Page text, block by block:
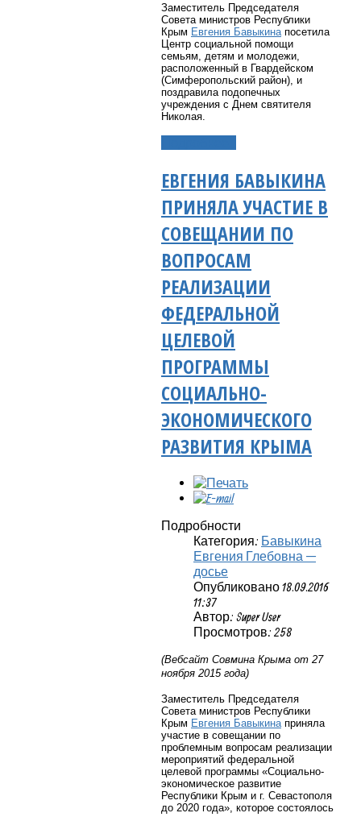
Заместитель Председателя
Совета министров Республики
Крым Евгения Бавыкина посетила
Центр социальной помощи
семьям, детям и молодежи,
расположенный в Гвардейском
(Симферопольский район), и
поздравила подопечных
учреждения с Днем святителя
Николая.
ЕВГЕНИЯ БАВЫКИНА
ПРИНЯЛА УЧАСТИЕ В
СОВЕЩАНИИ ПО
ВОПРОСАМ
РЕАЛИЗАЦИИ
ФЕДЕРАЛЬНОЙ
ЦЕЛЕВОЙ
ПРОГРАММЫ
СОЦИАЛЬНО-
ЭКОНОМИЧЕСКОГО
РАЗВИТИЯ КРЫМА
Подробности
Категория: Бавыкина
Евгения Глебовна —
досье
Опубликовано 18.09.2016
11:37
Автор: Super User
Просмотров: 258
(Вебсайт Совмина Крыма от 27
ноября 2015 года)
Заместитель Председателя
Совета министров Республики
Крым Евгения Бавыкина приняла
участие в совещании по
проблемным вопросам реализации
мероприятий федеральной
целевой программы «Социально-
экономическое развитие
Республики Крым и г. Севастополя
до 2020 года», которое состоялось